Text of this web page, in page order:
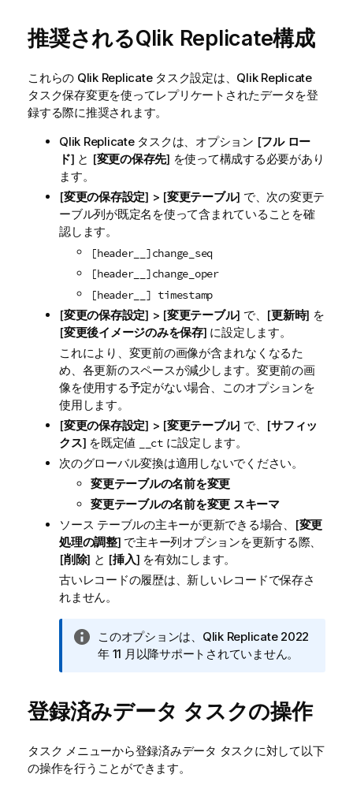
推奨されるQlik Replicate構成
これらの Qlik Replicateタスク設定は、 Qlik Replicate
タスク保存変更を使ってレプリケートされたデータを登
録する際に推奨されます。
Qlik Replicateタスクは、オプション [フル ロー
ド] と [変更の保存先] を使って構成する必要があり
ます。
[変更の保存設定] > [変更テーブル] で、次の変更テ
ーブル列が既定名を使って含まれていることを確
認します。
[header__]change_seq
[header__]change_oper
[header__] timestamp
[変更の保存設定] > [変更テーブル] で、[更新時] を
[変更後イメージのみを保存] に設定します。
これにより、変更前の画像が含まれなくなるた
め、各更新のスペースが減少します。変更前の画
像を使用する予定がない場合、このオプションを
使用します。
[変更の保存設定] > [変更テーブル] で、[サフィッ
クス] を既定値 __ctに設定します。
次のグローバル変換は適用しないでください。
変更テーブルの名前を変更
変更テーブルの名前を変更 スキーマ
ソース テーブルの主キーが更新できる場合、[変更
処理の調整] で主キー列オプションを更新する際、
[削除] と [挿入] を有効にします。
古いレコードの履歴は、新しいレコードで保存さ
れません。
情
報
このオプションは、 Qlik Replicate2022
年 11 月以降サポートされていません。
登録済みデータ タスクの操作
タスク メニューから登録済みデータ タスクに対して以下
の操作を行うことができます。